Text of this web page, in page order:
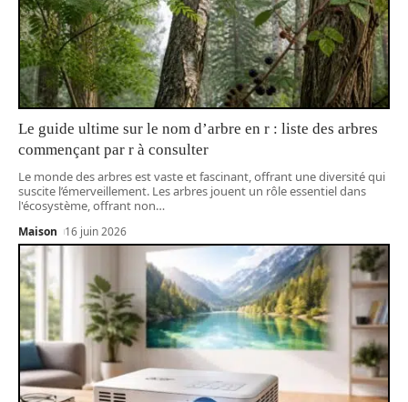
Le guide ultime sur le nom d’arbre en r : liste des arbres
commençant par r à consulter
Le monde des arbres est vaste et fascinant, offrant une diversité qui
suscite l’émerveillement. Les arbres jouent un rôle essentiel dans
l'écosystème, offrant non…
Maison 16 juin 2026